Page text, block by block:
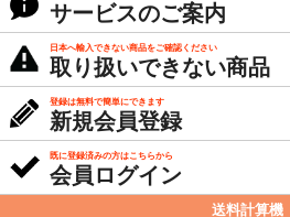
サービスのご案内
日本へ輸入できない商品をご確認ください
取り扱いできない商品
登録は無料で簡単にできます
新規会員登録
既に登録済みの方はこちらから
会員ログイン
送料計算機